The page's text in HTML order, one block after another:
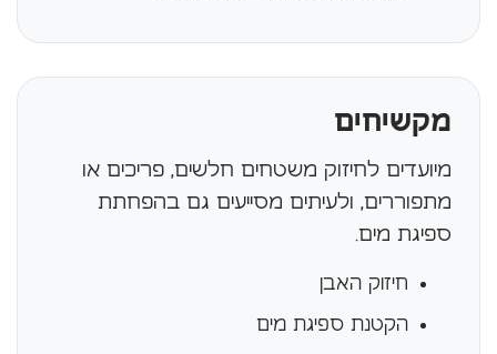
מקשיחים
מיועדים לחיזוק משטחים חלשים, פריכים או
מתפוררים, ולעיתים מסייעים גם בהפחתת
ספיגת מים.
חיזוק האבן
הקטנת ספיגת מים